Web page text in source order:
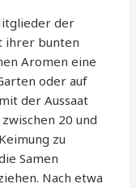
der
ihrer bunten
Aromen eine
oder auf
der Aussaat
20 und
zu
Samen
Nach etwa